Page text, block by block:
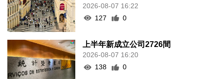
2026-08-07 16:22
127
0
上半年新成立公司2726間
2026-08-07 16:20
138
0